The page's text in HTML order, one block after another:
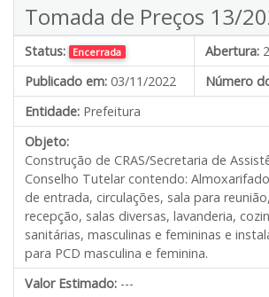
Tomada de Preços 13/
Status: Encerrada Abertura:
Publicado em: 03/11/2022
Número
Entidade: Prefeitura
Objeto:
Construção de CRAS/Secretaria de
Conselho Tutelar contendo:
de entrada, circulações, sala para
recepção, salas diversas, lavanderia,
sanitárias, masculinas e femininas e
para PCD masculina e feminina.
Valor Estimado: ---